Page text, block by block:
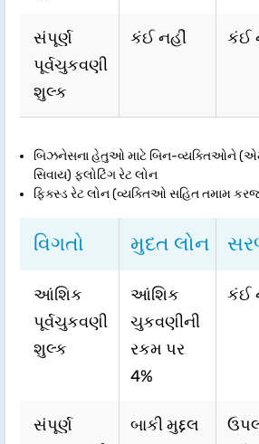
સંપૂર્ણ
પૂર્વચુકવણી
શુલ્ક
કંઈ નહીં કંઈ
બિઝનેસના હેતુઓ માટે બિન-વ્યક્તિઓને
સિવાય) ફ્લોટિંગ રેટ લોન
ફિક્સ્ડ રેટ લોન (વ્યક્તિઓ સહિત તમામ
વિગતો મુદત લોન
આંશિક
પૂર્વચુકવણી
શુલ્ક
આંશિક
ચુકવણીની
રકમ પર
4%
કંઈ
સંપૂર્ણ
બાકી મુદ્દલ